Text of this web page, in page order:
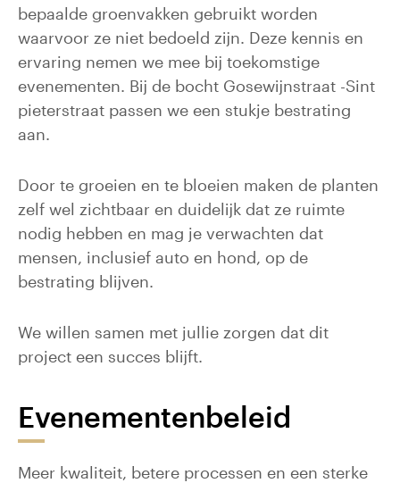
bepaalde groenvakken gebruikt worden
waarvoor ze niet bedoeld zijn. Deze kennis en
ervaring nemen we mee bij toekomstige
evenementen. Bij de bocht Gosewijnstraat -Sint
pieterstraat passen we een stukje bestrating
aan.
Door te groeien en te bloeien maken de planten
zelf wel zichtbaar en duidelijk dat ze ruimte
nodig hebben en mag je verwachten dat
mensen, inclusief auto en hond, op de
bestrating blijven.
We willen samen met jullie zorgen dat dit
project een succes blijft.
Evenementenbeleid
Meer kwaliteit, betere processen en een sterke